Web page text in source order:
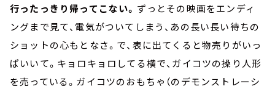
行ったっきり帰ってこない。 ずっとその映画をエンディ
ングまで見て、電気がついてしまう、あの長い長い待ちの
ショットの心もとなさ。で、表に出てくると物売りがいっ
ぱいいて。キョロキョロしてる横で、ガイコツの操り人形
を売っている。ガイコツのおもちゃ（のデモンストレーシ